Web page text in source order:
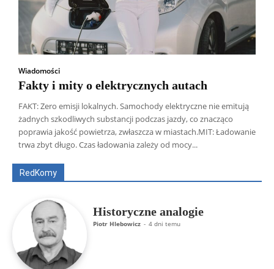
Wiadomości
Fakty i mity o elektrycznych autach
FAKT: Zero emisji lokalnych. Samochody elektryczne nie emitują
żadnych szkodliwych substancji podczas jazdy, co znacząco
poprawia jakość powietrza, zwłaszcza w miastach.MIT: Ładowanie
trwa zbyt długo. Czas ładowania zależy od mocy...
RedKomy
Wszyscy Aleksander Borowik
Antoni Radczenko
Artur Płokszto
Grzegorz Górny
ks. Jarosław Wąsowicz SDB
Historyczne analogie
Piotr Hlebowicz - 4 dni temu